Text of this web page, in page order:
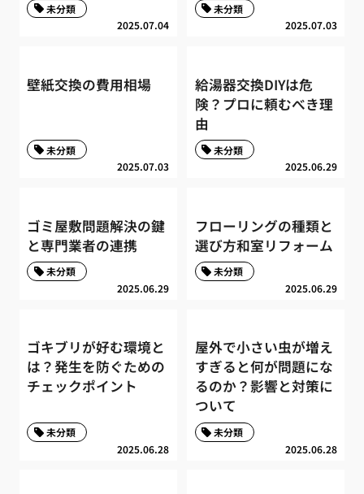
2025.07.04
未分類
2025.07.03
未分類
壁紙交換の費用相場
2025.07.03
未分類
給湯器交換DIYは危
険？プロに頼むべき理
由
2025.06.29
未分類
ゴミ屋敷問題解決の鍵
と専門業者の連携
2025.06.29
未分類
フローリングの種類と
選び方和室リフォーム
2025.06.29
未分類
ゴキブリが好む環境と
は？発生を防ぐための
チェックポイント
2025.06.28
未分類
屋外で小さい虫が増え
すぎると何が問題にな
るのか？影響と対策に
ついて
2025.06.28
未分類